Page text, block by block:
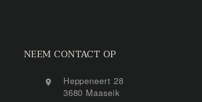
NEEM CONTACT OP
Heppeneert 28
3680 Maaseik